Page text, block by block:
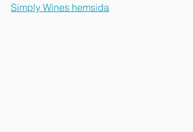
Simply Wines hemsida